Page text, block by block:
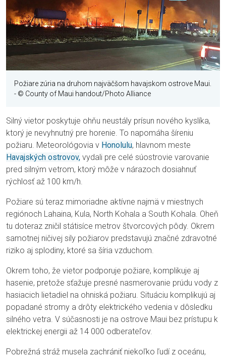
Požiare zúria na druhom najväčšom havajskom ostrove Maui.
- © County of Maui handout/Photo Alliance
Silný vietor poskytuje ohňu neustály prísun nového kyslíka,
ktorý je nevyhnutný pre horenie. To napomáha šíreniu
požiaru. Meteorológovia v Honolulu, hlavnom meste
Havajských ostrovov, vydali pre celé súostrovie varovanie
pred silným vetrom, ktorý môže v nárazoch dosiahnuť
rýchlosť až 100 km/h.
Požiare sú teraz mimoriadne aktívne najmä v miestnych
regiónoch Lahaina, Kula, North Kohala a South Kohala. Oheň
tu doteraz zničil státisíce metrov štvorcových pôdy. Okrem
samotnej ničivej sily požiarov predstavujú značné zdravotné
riziko aj splodiny, ktoré sa šíria vzduchom.
Okrem toho, že vietor podporuje požiare, komplikuje aj
hasenie, pretože sťažuje presné nasmerovanie prúdu vody z
hasiacich lietadiel na ohniská požiaru. Situáciu komplikujú aj
popadané stromy a drôty elektrického vedenia v dôsledku
silného vetra. V súčasnosti je na ostrove Maui bez prístupu k
elektrickej energii až 14 000 odberateľov.
Pobrežná stráž musela zachrániť niekoľko ľudí z oceánu,